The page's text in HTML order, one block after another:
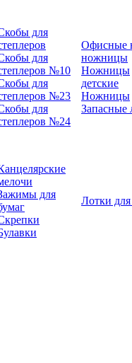
для
для
№10
для
№23
для
№24
Офисные
ножницы
Ножницы
детские
Ножницы
Запасные
для
Лотки